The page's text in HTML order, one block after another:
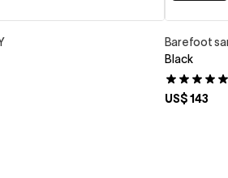
Barefoot
Black
US$ 143